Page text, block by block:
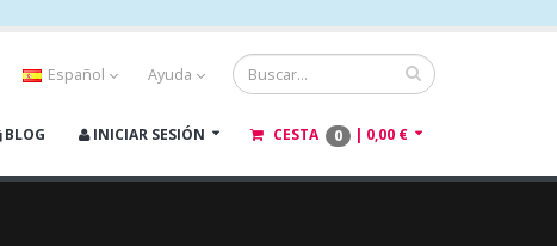
Español Ayuda
BLOG INICIAR SESIÓN CESTA 0 | 0,00 €